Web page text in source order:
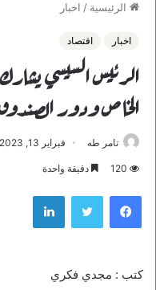
الرئيسية / اخبار
اخبار اقتصاد
الرئيس السيسي
الخاص ودور
تامر طه فبراير 13, 2023
120 دقيقة واحدة
فيسبوك تويتر لينكدإن
كتب : مجدي فكري